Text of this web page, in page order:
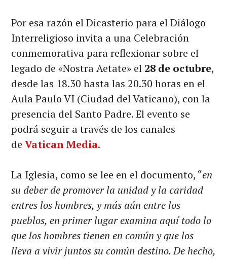
Por esa razón el Dicasterio para el Diálogo
Interreligioso invita a una Celebración
conmemorativa para reflexionar sobre el
legado de «Nostra Aetate» el 28 de octubre,
desde las 18.30 hasta las 20.30 horas en el
Aula Paulo VI (Ciudad del Vaticano), con la
presencia del Santo Padre. El evento se
podrá seguir a través de los canales
deVatican Media.
La Iglesia, como se lee en el documento, “en
su deber de promover la unidad y la caridad
entres los hombres, y más aún entre los
pueblos, en primer lugar examina aquí todo lo
que los hombres tienen en común y que los
lleva a vivir juntos su común destino. De hecho,